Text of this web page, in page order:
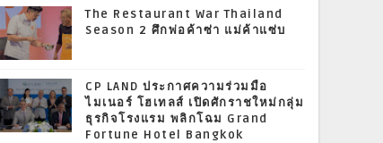
The Restaurant War Thailand
Season 2 ศึกพ่อค้าซ่า แม่ค้าแซ่บ
CP LAND ประกาศความร่วมมือ
ไมเนอร์ โฮเทลส์ เปิดศักราชใหม่กลุ่ม
ธุรกิจโรงแรม พลิกโฉม Grand
Fortune Hotel Bangkok